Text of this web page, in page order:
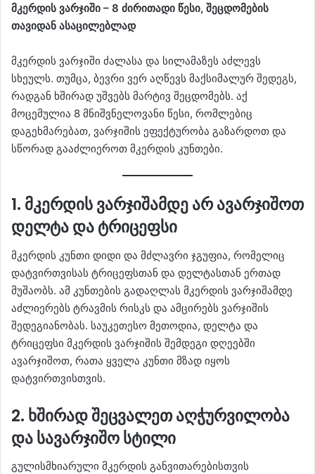
მკერდის ვარჯიში – 8 ძირითადი წესი, შეცდომების
თავიდან ასაცილებლად
მკერდის ვარჯიში ძალასა და სილამაზეს აძლევს
სხეულს. თუმცა, ბევრი ვერ აღწევს მაქსიმალურ შედეგს,
რადგან ხშირად უშვებს მარტივ შეცდომებს. აქ
მოცემულია 8 მნიშვნელოვანი წესი, რომლებიც
დაგეხმარებათ, ვარჯიშის ეფექტურობა გაზარდოთ და
სწორად გააძლიეროთ მკერდის კუნთები.
1. მკერდის ვარჯიშამდე არ ავარჯიშოთ
დელტა და ტრიცეფსი
მკერდის კუნთი დიდი და მძლავრი ჯგუფია, რომელიც
დატვირთვისას ტრიცეფსთან და დელტასთან ერთად
მუშაობს. ამ კუნთების გადაღლას მკერდის ვარჯიშამდე
აძლიერებს ტრავმის რისკს და ამცირებს ვარჯიშის
შედეგიანობას. საუკეთესო მეთოდია, დელტა და
ტრიცეფსი მკერდის ვარჯიშის შემდეგი დღეებში
ავარჯიშოთ, რათა ყველა კუნთი მზად იყოს
დატვირთვისთვის.
2. ხშირად შეცვალეთ აღჭურვილობა
და სავარჯიშო სტილი
გულისმხიარული მკერდის განვითარებისთვის